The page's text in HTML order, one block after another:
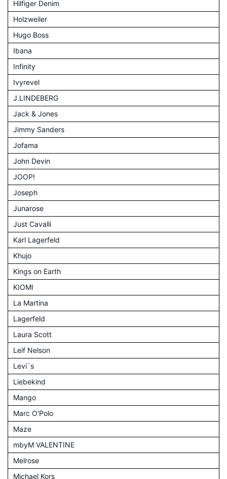
Hilfiger Denim
Holzweiler
Hugo Boss
Ibana
Infinity
Ivyrevel
J.LINDEBERG
Jack & Jones
Jimmy Sanders
Jofama
John Devin
JOOP!
Joseph
Junarose
Just Cavalli
Karl Lagerfeld
Khujo
Kings on Earth
KIOMI
La Martina
Lagerfeld
Laura Scott
Leif Nelson
Levi´s
Liebekind
Mango
Marc O'Polo
Maze
mbyM VALENTINE
Melrose
Michael Kors